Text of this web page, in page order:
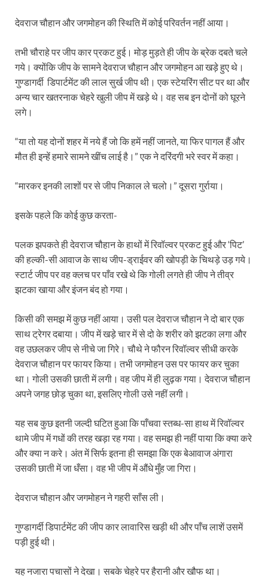
देवराज चौहान और जगमोहन की स्थिति में कोई परिवर्तन नहीं आया।
तभी चौराहे पर जीप कार प्रकट हुई। मोड़ मुड़ते ही जीप के ब्रेक दबते चले
गये। क्योंकि जीप के सामने देवराज चौहान और जगमोहन आ खड़े हुए थे।
गुण्डागर्दी डिपार्टमेंट की लाल सुर्ख जीप थी। एक स्टेयरिंग सीट पर था और
अन्य चार खतरनाक चेहरे खुली जीप में खड़े थे। वह सब इन दोनों को घूरने
लगे।
“या तो यह दोनों शहर में नये हैं जो कि हमें नहीं जानते, या फिर पागल हैं और
मौत ही इन्हें हमारे सामने खींच लाई है।” एक ने दरिंदगी भरे स्वर में कहा।
“मारकर इनकी लाशों पर से जीप निकाल ले चलो।” दूसरा गुर्राया।
इसके पहले कि कोई कुछ करता-
पलक झपकते ही देवराज चौहान के हाथों में रिवॉल्वर प्रकट हुई और ‘पिट’
की हल्की-सी आवाज के साथ जीप-ड्राईवर की खोपड़ी के चिथड़े उड़ गये।
स्टार्ट जीप पर वह क्लच पर पाँव रखे थे कि गोली लगते ही जीप ने तीव्र
झटका खाया और इंजन बंद हो गया।
किसी की समझ में कुछ नहीं आया। उसी पल देवराज चौहान ने दो बार एक
साथ ट्रेगर दबाया। जीप में खड़े चार में से दो के शरीर को झटका लगा और
वह उछलकर जीप से नीचे जा गिरे। चौथे ने फौरन रिवॉल्वर सीधी करके
देवराज चौहान पर फायर किया। तभी जगमोहन उस पर फायर कर चुका
था। गोली उसकी छाती में लगी। वह जीप में ही लुढ़क गया। देवराज चौहान
अपने जगह छोड़ चुका था, इसलिए गोली उसे नहीं लगी।
यह सब कुछ इतनी जल्दी घटित हुआ कि पाँचवा स्तब्ध-सा हाथ में रिवॉल्वर
थामे जीप में गधों की तरह खड़ा रह गया। वह समझ ही नहीं पाया कि क्या करे
और क्या न करे। अंत में सिर्फ इतना ही समझा कि एक बेआवाज अंगारा
उसकी छाती में जा धँसा। वह भी जीप में औंधे मुँह जा गिरा।
देवराज चौहान और जगमोहन ने गहरी साँस ली।
गुण्डागर्दी डिपार्टमेंट की जीप कार लावारिस खड़ी थी और पाँच लाशें उसमें
पड़ी हुई थी।
यह नजारा पचासों ने देखा। सबके चेहरे पर हैरानी और खौफ था।